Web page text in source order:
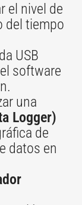
el nivel de
del tiempo
USB
software
una
Logger)
de
datos en